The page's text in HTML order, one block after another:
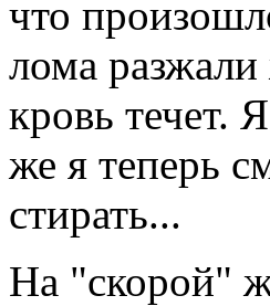
что
лома разжали
кровь течет.
же я теперь
стирать...
На "скорой"